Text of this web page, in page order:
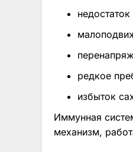
редкое
избыток
Иммунная
механизм,